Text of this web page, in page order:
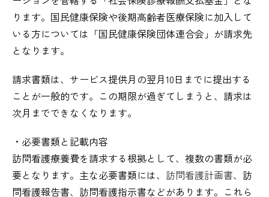
ります。国民健康保険や後期高齢者医療保険に加入して
いる方については「国民健康保険団体連合会」が請求先
となります。
請求書類は、サービス提供月の翌月10日までに提出する
ことが一般的です。この期限が過ぎてしまうと、請求は
次月までできなくなります。
・必要書類と記載内容
訪問看護療養費を請求する根拠として、複数の書類が必
要となります。主な必要書類には、 訪問看護計画書、訪
問看護報告書、訪問看護指示書などがあります。これら